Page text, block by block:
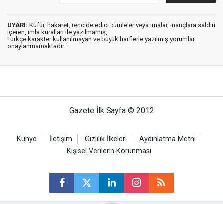
UYARI: Küfür, hakaret, rencide edici cümleler veya imalar, inançlara saldırı
içeren, imla kuralları ile yazılmamış,
Türkçe karakter kullanılmayan ve büyük harflerle yazılmış yorumlar
onaylanmamaktadır.
Gazete İlk Sayfa © 2012
Künye İletişim Gizlilik İlkeleri
Aydınlatma Metni
Kişisel Verilerin Korunması